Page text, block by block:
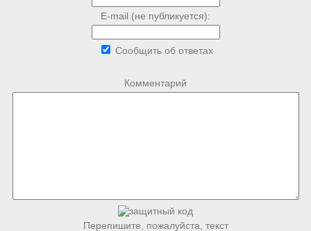
E-mail (не публикуется):
Сообщить об ответах
Комментарий
Перепишите, пожалуйста, текст